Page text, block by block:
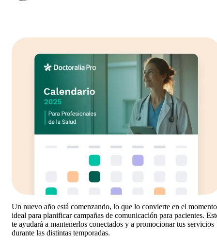
Un nuevo año está comenzando, lo que lo convierte en el momento
ideal para planificar campañas de comunicación para pacientes.
te ayudará a mantenerlos conectados y a promocionar tus servicios
durante las distintas temporadas.